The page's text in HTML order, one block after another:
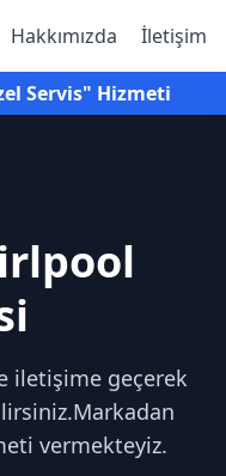
Hakkımızda İletişim
Servis" Hizmeti
iletişime geçerek
vermekteyiz.